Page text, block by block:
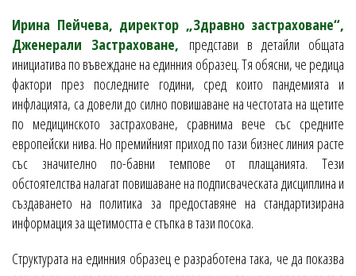
Ирина Пейчева, директор „Здравно застраховане“,
Дженерали Застраховане, представи в детайли общата
инициатива по въвеждане на единния образец. Тя обясни, че редица
фактори през последните години, сред които пандемията и
инфлацията, са довели до силно повишаване на честотата на щетите
по медицинското застраховане, сравнима вече със средните
европейски нива. Но премийният приход по тази бизнес линия расте
със значително по-бавни темпове от плащанията. Тези
обстоятелства налагат повишаване на подписваческата дисциплина и
създаването на политика за предоставяне на стандартизирана
информация за щетимостта е стъпка в тази посока.
Структурата на единния образец е разработена така, че да показва